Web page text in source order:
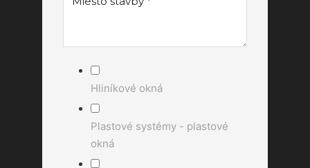
Hliníkové okná
Plastové systémy - plastové
okná